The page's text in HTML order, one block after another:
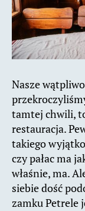
Nasze
tamtej chwili,
restauracja.
takiego
czy pałac ma
właśnie, ma.
siebie dość
zamku Petrele